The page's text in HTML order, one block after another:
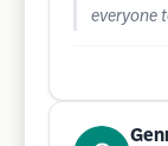
everyone